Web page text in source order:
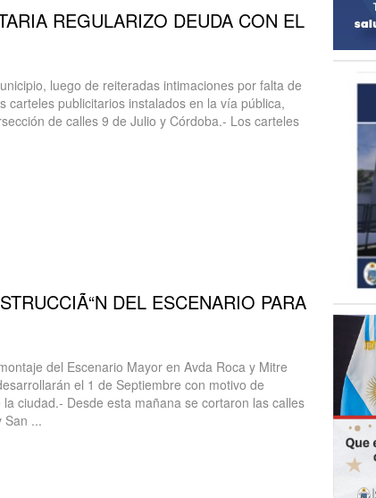
REGULARIZO DEUDA CON EL
luego de reiteradas intimaciones por falta de
carteles publicitarios instalados en la vía pública,
de calles 9 de Julio y Córdoba.- Los carteles
DEL ESCENARIO PARA
del Escenario Mayor en Avda Roca y Mitre
el 1 de Septiembre con motivo de
ciudad.- Desde esta mañana se cortaron las calles
San ...